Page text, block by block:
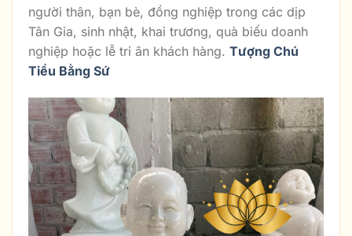
người thân, bạn bè, đồng nghiệp trong các dịp
Tân Gia, sinh nhật, khai trương, quà biếu doanh
nghiệp hoặc lễ tri ân khách hàng. Tượng Chú
Tiểu Bằng Sứ